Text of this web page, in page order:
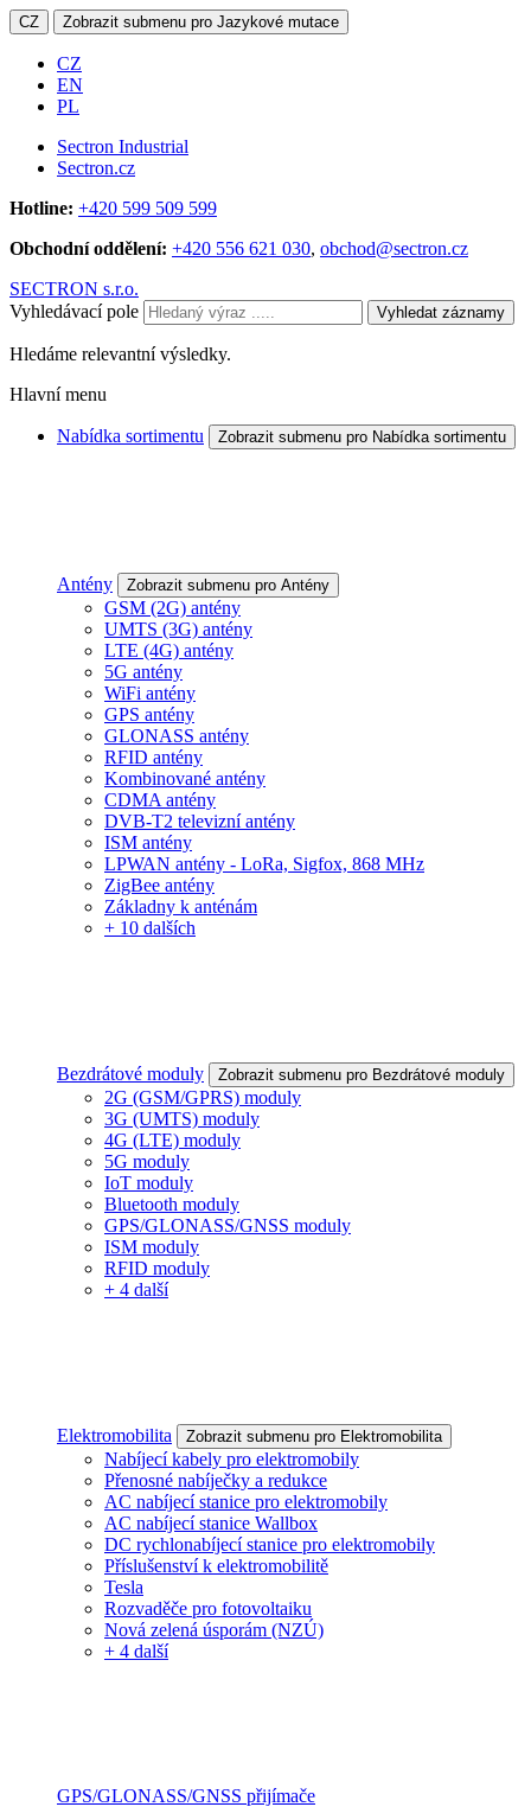
CZ Zobrazit submenu pro Jazykové mutace
CZ
EN
PL
Sectron Industrial
Sectron.cz
Hotline: +420 599 509 599
Obchodní oddělení: +420 556 621 030, obchod@sectron.cz
SECTRON s.r.o.
Vyhledávací pole
Vyhledat záznamy
Hledáme relevantní výsledky.
Hlavní menu
Nabídka sortimentu Zobrazit submenu pro Nabídka sortimentu
Antény Zobrazit submenu pro Antény
GSM (2G) antény
UMTS (3G) antény
LTE (4G) antény
5G antény
WiFi antény
GPS antény
GLONASS antény
RFID antény
Kombinované antény
CDMA antény
DVB-T2 televizní antény
ISM antény
LPWAN antény - LoRa, Sigfox, 868 MHz
ZigBee antény
Základny k anténám
+ 10 dalších
Bezdrátové moduly Zobrazit submenu pro Bezdrátové moduly
2G (GSM/GPRS) moduly
3G (UMTS) moduly
4G (LTE) moduly
5G moduly
IoT moduly
Bluetooth moduly
GPS/GLONASS/GNSS moduly
ISM moduly
RFID moduly
+ 4 další
Elektromobilita Zobrazit submenu pro Elektromobilita
Nabíjecí kabely pro elektromobily
Přenosné nabíječky a redukce
AC nabíjecí stanice pro elektromobily
AC nabíjecí stanice Wallbox
DC rychlonabíjecí stanice pro elektromobily
Příslušenství k elektromobilitě
Tesla
Rozvaděče pro fotovoltaiku
Nová zelená úsporám (NZÚ)
+ 4 další
GPS/GLONASS/GNSS přijímače